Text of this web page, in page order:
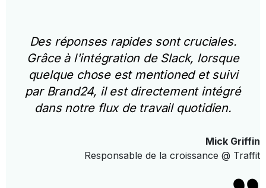
Des réponses rapides sont cruciales.
Grâce à l'intégration de Slack, lorsque
quelque chose est mentioned et suivi
par Brand24, il est directement intégré
dans notre flux de travail quotidien.
Mick Griffin
Responsable de la croissance @ Traffit